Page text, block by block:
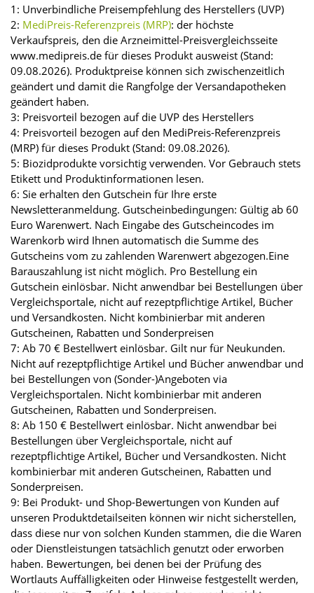
1: Unverbindliche Preisempfehlung des Herstellers (UVP)
2: MediPreis-Referenzpreis (MRP): der höchste
Verkaufspreis, den die Arzneimittel-Preisvergleichsseite
www.medipreis.de für dieses Produkt ausweist (Stand:
09.08.2026). Produktpreise können sich zwischenzeitlich
geändert und damit die Rangfolge der Versandapotheken
geändert haben.
3: Preisvorteil bezogen auf die UVP des Herstellers
4: Preisvorteil bezogen auf den MediPreis-Referenzpreis
(MRP) für dieses Produkt (Stand: 09.08.2026).
5: Biozidprodukte vorsichtig verwenden. Vor Gebrauch stets
Etikett und Produktinformationen lesen.
6: Sie erhalten den Gutschein für Ihre erste
Newsletteranmeldung. Gutscheinbedingungen: Gültig ab 60
Euro Warenwert. Nach Eingabe des Gutscheincodes im
Warenkorb wird Ihnen automatisch die Summe des
Gutscheins vom zu zahlenden Warenwert abgezogen.Eine
Barauszahlung ist nicht möglich. Pro Bestellung ein
Gutschein einlösbar. Nicht anwendbar bei Bestellungen über
Vergleichsportale, nicht auf rezeptpflichtige Artikel, Bücher
und Versandkosten. Nicht kombinierbar mit anderen
Gutscheinen, Rabatten und Sonderpreisen
7: Ab 70 € Bestellwert einlösbar. Gilt nur für Neukunden.
Nicht auf rezeptpflichtige Artikel und Bücher anwendbar und
bei Bestellungen von (Sonder-)Angeboten via
Vergleichsportalen. Nicht kombinierbar mit anderen
Gutscheinen, Rabatten und Sonderpreisen.
8: Ab 150 € Bestellwert einlösbar. Nicht anwendbar bei
Bestellungen über Vergleichsportale, nicht auf
rezeptpflichtige Artikel, Bücher und Versandkosten. Nicht
kombinierbar mit anderen Gutscheinen, Rabatten und
Sonderpreisen.
9: Bei Produkt- und Shop-Bewertungen von Kunden auf
unseren Produktdetailseiten können wir nicht sicherstellen,
dass diese nur von solchen Kunden stammen, die die Waren
oder Dienstleistungen tatsächlich genutzt oder erworben
haben. Bewertungen, bei denen bei der Prüfung des
Wortlauts Auffälligkeiten oder Hinweise festgestellt werden,